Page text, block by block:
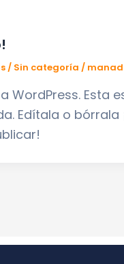
/ Sin categoría /
WordPress. Esta
Edítala o bórrala